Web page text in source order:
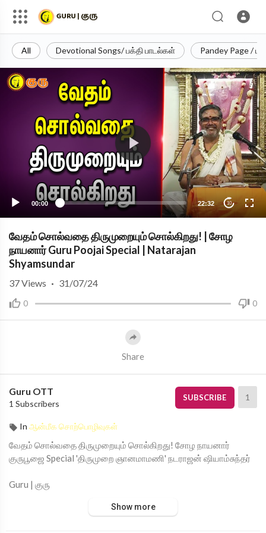
All Devotional Songs/ பக்தி பாடல்கள் Pandey Page /
00:00 22:32 10
வேதம் சொல்வதை திருமுறையும் சொல்கிறது! | சோழ
நாயனார் Guru Poojai Special | Natarajan
Shyamsundar
0 0
37Views · 31/07/24
Share
Guru OTT
1 Subscribers
SUBSCRIBE 1
In ஆன்மீக சொற்பொழிவுகள்
வேதம் சொல்வதை திருமுறையும் சொல்கிறது! சோழ நாயனார்
குருபூஜை Special 'திருமுறை ஞானமாமணி' நடராஜன் ஷியாம்சுந்தர்
Guru | குரு
Devotional From ChanakyaaShow more